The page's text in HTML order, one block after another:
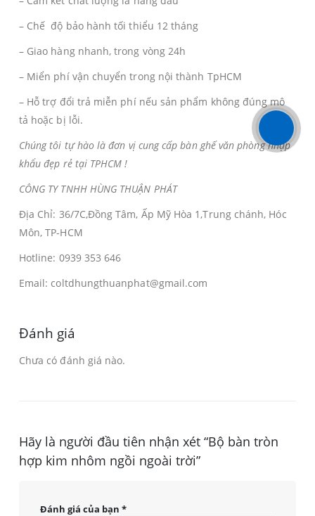
– Chế độ bảo hành tối thiểu 12 tháng
– Giao hàng nhanh, trong vòng 24h
– Miển phí vận chuyển trong nội thành TpHCM
– Hỗ trợ đổi trả miễn phí nếu sản phẩm không đúng mô
tả hoặc bị lỗi.
Chúng tôi tự hào là đơn vị cung cấp bàn ghế văn phòng nhập
khẩu đẹp rẻ tại TPHCM !
CÔNG TY TNHH HÙNG THUẬN PHÁT
Địa Chỉ: 36/7C,Đồng Tâm, Ấp Mỹ Hòa 1,Trung chánh, Hóc
Môn, TP-HCM
Hotline: 0939 353 646
Email: coltdhungthuanphat@gmail.com
Đánh giá
Chưa có đánh giá nào.
Hãy là người đầu tiên nhận xét “Bộ bàn tròn
hợp kim nhôm ngồi ngoài trời”
Đánh giá của bạn *